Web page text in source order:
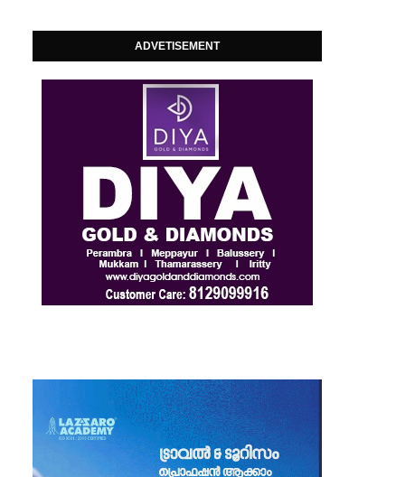
ADVETISEMENT